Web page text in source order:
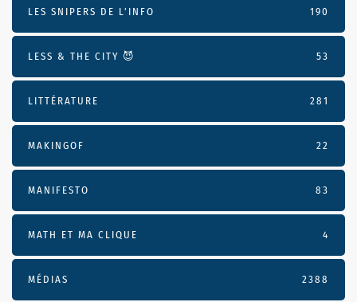
LES SNIPERS DE L’INFO 190
LESS & THE CITY 😈 53
LITTÉRATURE 281
MAKINGOF 22
MANIFESTO 83
MATH ET MA CLIQUE 4
MÉDIAS 2388